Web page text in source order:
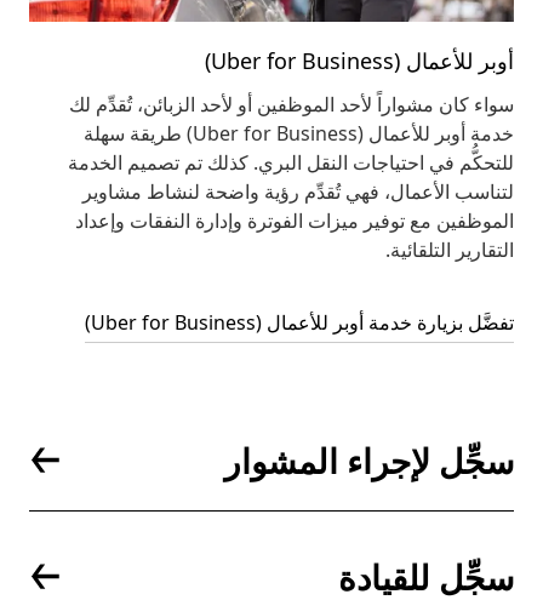
أوبر للأعمال (Uber for Business)
سواء كان مشواراً لأحد الموظفين أو لأحد الزبائن، تُقدِّم لك
خدمة أوبر للأعمال (Uber for Business) طريقة سهلة
للتحكُّم في احتياجات النقل البري. كذلك تم تصميم الخدمة
لتناسب الأعمال، فهي تُقدِّم رؤية واضحة لنشاط مشاوير
الموظفين مع توفير ميزات الفوترة وإدارة النفقات وإعداد
التقارير التلقائية.
تفضَّل بزيارة خدمة أوبر للأعمال (Uber for Business)
سجِّل لإجراء المشوار
سجِّل للقيادة